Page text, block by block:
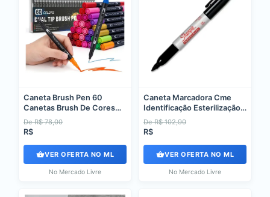
Caneta Brush Pen 60
Canetas Brush De Cores
Sortidas Kit Cane 60 Cores
De R$ 78,00
R$
VER OFERTA NO ML
No Mercado Livre
Caneta Marcadora Cme
Identificação Esterilização
Autoclave Preto
De R$ 102,90
R$
VER OFERTA NO ML
No Mercado Livre